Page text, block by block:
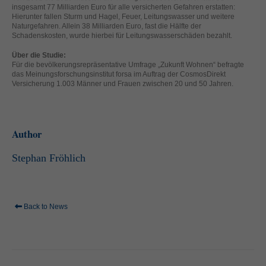
insgesamt 77 Milliarden Euro für alle versicherten Gefahren erstatten:
Hierunter fallen Sturm und Hagel, Feuer, Leitungswasser und weitere
Naturgefahren. Allein 38 Milliarden Euro, fast die Hälfte der
Schadenskosten, wurde hierbei für Leitungswasserschäden bezahlt.
Über die Studie:
Für die bevölkerungsrepräsentative Umfrage „Zukunft Wohnen“ befragte
das Meinungsforschungsinstitut forsa im Auftrag der CosmosDirekt
Versicherung 1.003 Männer und Frauen zwischen 20 und 50 Jahren.
Author
Stephan Fröhlich
Back to News
helfen, diese Website und Ihre Erfahrung zu verbessern.
Personenbezogene Daten können verarbeitet werden (z. B. IP-
Adressen), z. B. für personalisierte Anzeigen und Inhalte oder
Anzeigen- und Inhaltsmessung. Weitere Informationen über die
Verwendung Ihrer Daten finden Sie in unserer
Datenschutzerklärung.
Hier finden Sie eine Übersicht über alle verwendeten Cookies. Sie
können Ihre Einwilligung zu ganzen Kategorien geben oder sich
Datenschutzeinstellungen
die einwandfreie Funktion der Website erforderlich.